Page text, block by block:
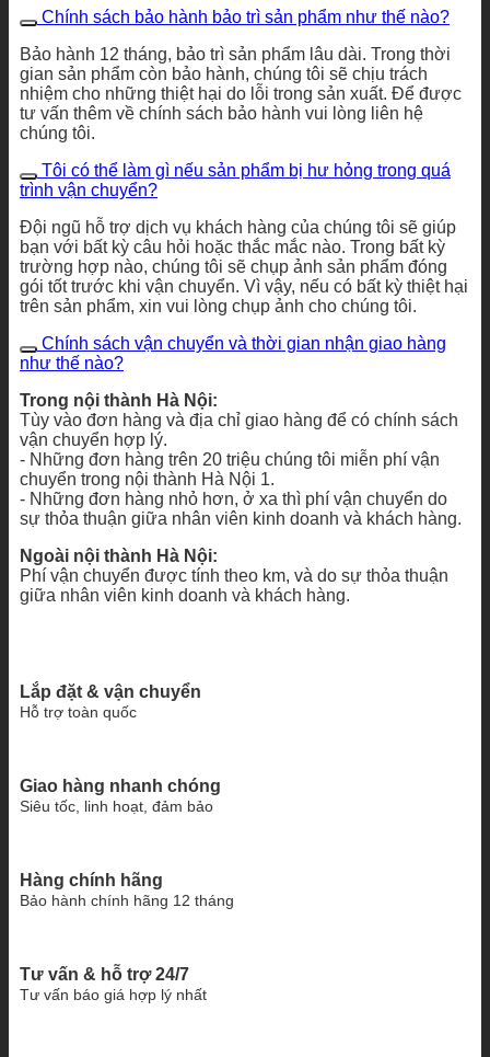
Chính sách bảo hành bảo trì sản phẩm như thế nào?
Bảo hành 12 tháng, bảo trì sản phẩm lâu dài. Trong thời
gian sản phẩm còn bảo hành, chúng tôi sẽ chịu trách
nhiệm cho những thiệt hại do lỗi trong sản xuất. Để được
tư vấn thêm về chính sách bảo hành vui lòng liên hệ
chúng tôi.
Tôi có thể làm gì nếu sản phẩm bị hư hỏng trong quá
trình vận chuyển?
Đội ngũ hỗ trợ dịch vụ khách hàng của chúng tôi sẽ giúp
bạn với bất kỳ câu hỏi hoặc thắc mắc nào. Trong bất kỳ
trường hợp nào, chúng tôi sẽ chụp ảnh sản phẩm đóng
gói tốt trước khi vận chuyển. Vì vậy, nếu có bất kỳ thiệt hại
trên sản phẩm, xin vui lòng chụp ảnh cho chúng tôi.
Chính sách vận chuyển và thời gian nhận giao hàng
như thế nào?
Trong nội thành Hà Nội:
Tùy vào đơn hàng và địa chỉ giao hàng để có chính sách
vận chuyển hợp lý.
- Những đơn hàng trên 20 triệu chúng tôi miễn phí vận
chuyển trong nội thành Hà Nội 1.
- Những đơn hàng nhỏ hơn, ở xa thì phí vận chuyển do
sự thỏa thuận giữa nhân viên kinh doanh và khách hàng.
Ngoài nội thành Hà Nội:
Phí vận chuyển được tính theo km, và do sự thỏa thuận
giữa nhân viên kinh doanh và khách hàng.
Lắp đặt & vận chuyển
Hỗ trợ toàn quốc
Giao hàng nhanh chóng
Siêu tốc, linh hoạt, đảm bảo
Hàng chính hãng
Bảo hành chính hãng 12 tháng
Tư vấn & hỗ trợ 24/7
Tư vấn báo giá hợp lý nhất